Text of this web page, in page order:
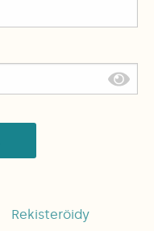
Rekisteröidy